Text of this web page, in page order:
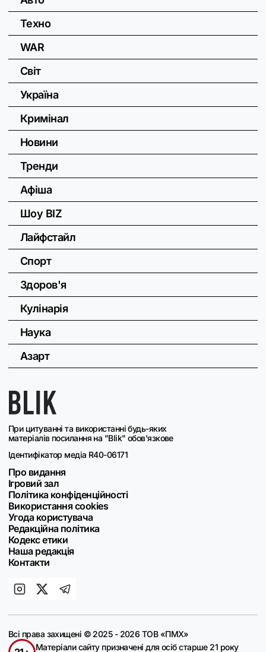
При цитуванні та використанні будь-яких
матеріалів посилання на "Blik" обов'язкове
Ідентифікатор медіа R40-06171
Про видання
Ігровий зал
Політика конфіденційності
Використання cookies
Угода користувача
Редакційна політика
Кодекс етики
Наша редакція
Контакти
Техно
WAR
Світ
Україна
Кримінал
Новини
Тренди
Афіша
Шоу BIZ
Лайфстайл
Спорт
Здоров'я
Кулінарія
Наука
Азарт
Всі права захищені © 2025 - 2026 ТОВ «ПМХ»
Матеріали сайту призначені для осіб старше 21 року